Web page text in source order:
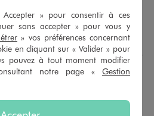
des cartes cadeaux GÉMO d’un
10€ et 150€. Les cartes cadeau
an, utilisables en plusieurs fois, pour
Offrez vos cartes cadeau
pour toutes les occasions.
» pour consentir à ces
sans accepter » pour vous y
» vos préférences concernant
en cliquant sur « Valider » pour
pouvez à tout moment modifier
notre page « Gestion